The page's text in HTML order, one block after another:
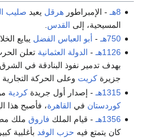
8هـ - الإمبراطورهرقل يعيد صليب
المسيحية، إلى القدس
750هـ
- أبو العباس الفضل يبايع
1126هـ
- الدولة العثمانية تعلن
بهدف تدمير نفوذ البنادقة في
جزيرةكريت وعلى الحركة
1315هـ
- إصدار أول جريدةكردية
كوردستان في القاهرة، فأصبح هذا
1356هـ
- قيام الملك فاروق ملك
كان يتمتع فيه حزب الوفد بأغلبية